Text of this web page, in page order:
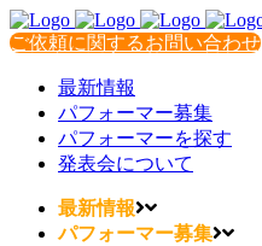
ご依頼に関するお問い合わせ
最新情報
パフォーマー募集
パフォーマーを探す
発表会について
最新情報
パフォーマー募集